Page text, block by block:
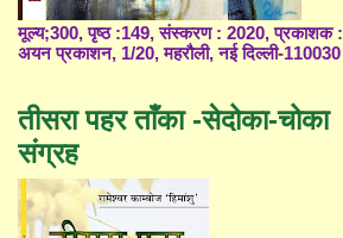
मूल्य;300, पृष्ठ :149, संस्करण : 2020, प्रकाशक :
अयन प्रकाशन, 1/20, महरौली, नई दिल्ली-110030
तीसरा पहर ताँका -सेदोका-चोका
संग्रह